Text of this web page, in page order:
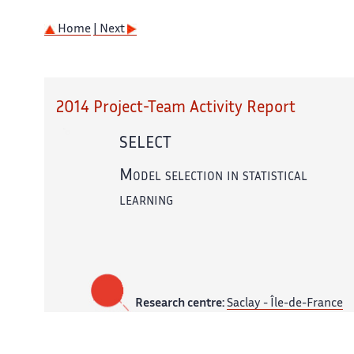
Home | Next
2014 Project-Team Activity Report
SELECT
Model selection in statistical
learning
Research centre: Saclay - Île-de-France